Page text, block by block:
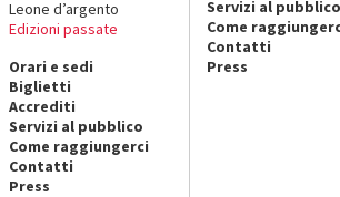
Leone d’argento
Edizioni passate
Orari e sedi
Biglietti
Accrediti
Servizi al pubblico
Come raggiungerci
Contatti
Press
Servizi al pubblico
Come
Contatti
Press